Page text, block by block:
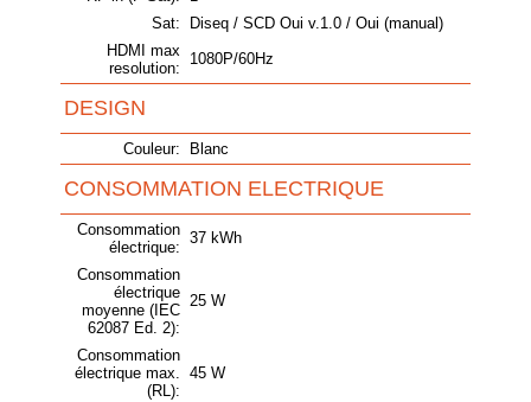
Sat:
Diseq / SCD Oui v.1.0 / Oui (manual)
HDMI max
resolution:
1080P/60Hz
DESIGN
Couleur: Blanc
CONSOMMATION ELECTRIQUE
Consommation
électrique:
37 kWh
Consommation
électrique
moyenne (IEC
62087 Ed. 2):
25 W
Consommation
électrique max.
(RL):
45 W